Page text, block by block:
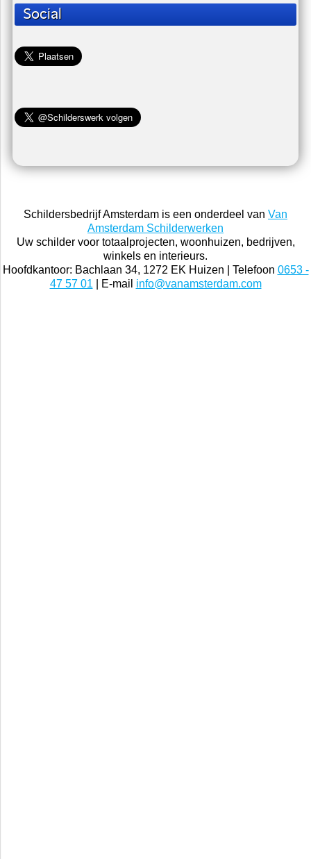
Social
Schildersbedrijf Amsterdam is een onderdeel van Van
Amsterdam Schilderwerken
Uw schilder voor totaalprojecten, woonhuizen, bedrijven,
winkels en interieurs.
Hoofdkantoor: Bachlaan 34, 1272 EK Huizen | Telefoon 0653 -
47 57 01 | E-mail info@vanamsterdam.com